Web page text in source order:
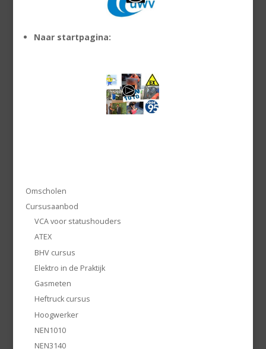
Naar startpagina:
Omscholen
Cursusaanbod
VCA voor statushouders
ATEX
BHV cursus
Elektro in de Praktijk
Gasmeten
Heftruck cursus
Hoogwerker
NEN1010
NEN3140